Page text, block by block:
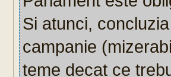
Si atunci,
campanie
teme decat ce